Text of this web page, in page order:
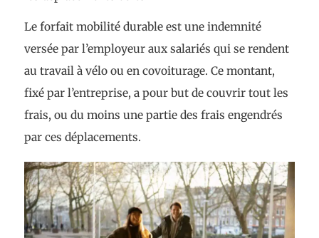
Le forfait mobilité durable est une indemnité
versée par l’employeur aux salariés qui se rendent
au travail à vélo ou en covoiturage. Ce montant,
fixé par l’entreprise, a pour but de couvrir tout les
frais, ou du moins une partie des frais engendrés
par ces déplacements.